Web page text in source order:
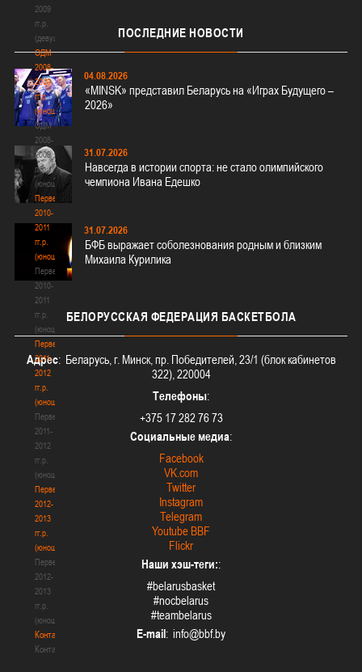
2009
гг.р.
(девушки)
ОДМ
2008-
2009
гг.р.
(юноши)
ОДМ
2008-
2009
гг.р.
(юноши)
Первенство
2010-
2011
гг.р.
(юноши)
Первенство
2010-
2011
гг.р.
(юноши)
Первенство
2011-
2012
гг.р.
(юноши)
Первенство
2011-
2012
гг.р.
(юноши)
Первенство
2012-
2013
гг.р.
(юноши)
Первенство
2012-
2013
гг.р.
(юноши)
Контакты
Контакты
ПОСЛЕДНИЕ НОВОСТИ
04.08.2026
«MINSK» представил Беларусь на «Играх Будущего –
2026»
31.07.2026
Навсегда в истории спорта: не стало олимпийского
чемпиона Ивана Едешко
31.07.2026
БФБ выражает соболезнования родным и близким
Михаила Курилика
БЕЛОРУССКАЯ ФЕДЕРАЦИЯ БАСКЕТБОЛА
Адрес: Беларусь, г. Минск, пр. Победителей, 23/1 (блок кабинетов
322), 220004
Телефоны:
+375 17 282 76 73
Социальные медиа:
Facebook
VK.com
Twitter
Instagram
Telegram
Youtube BBF
Flickr
Наши хэш-теги::
#belarusbasket
#nocbelarus
#teambelarus
E-mail: